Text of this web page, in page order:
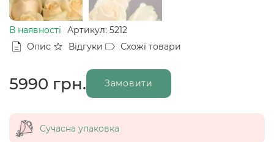
В наявності
Артикул: 5212
Опис
Відгуки Схожі товари
5990 грн. Замовити
Сучасна упаковка